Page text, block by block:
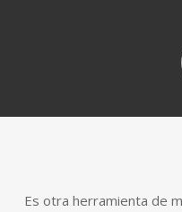
Es otra herramienta de